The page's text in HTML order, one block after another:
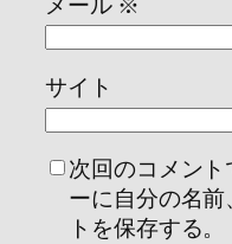
サイト
次回のコメン
ーに自分の名
トを保存する。